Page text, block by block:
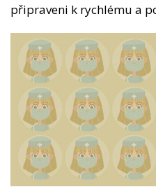
připraveni k rychlému a